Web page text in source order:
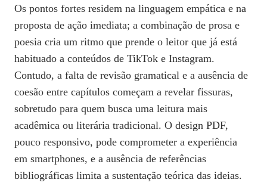
Os pontos fortes residem na linguagem empática e na
proposta de ação imediata; a combinação de prosa e
poesia cria um ritmo que prende o leitor que já está
habituado a conteúdos de TikTok e Instagram.
Contudo, a falta de revisão gramatical e a ausência de
coesão entre capítulos começam a revelar fissuras,
sobretudo para quem busca uma leitura mais
acadêmica ou literária tradicional. O design PDF,
pouco responsivo, pode comprometer a experiência
em smartphones, e a ausência de referências
bibliográficas limita a sustentação teórica das ideias.